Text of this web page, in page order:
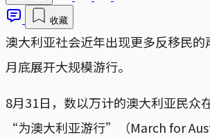
收藏
澳大利亚社会近年出现更多反移民的
月底展开大规模游行。
8月31日，数以万计的澳大利亚民众
“为澳大利亚游行”（March for